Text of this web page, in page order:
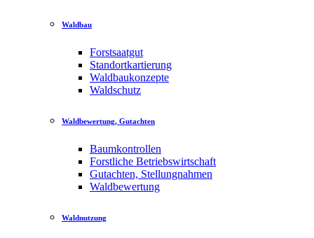
Waldbau
Forstsaatgut
Standortkartierung
Waldbaukonzepte
Waldschutz
Waldbewertung, Gutachten
Baumkontrollen
Forstliche Betriebswirtschaft
Gutachten, Stellungnahmen
Waldbewertung
Waldnutzung